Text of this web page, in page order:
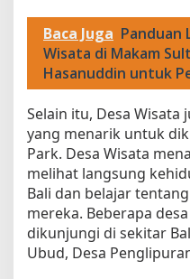
Baca Juga Panduan
Wisata di Makam
Hasanuddin untuk
Selain itu, Desa
yang menarik untuk
Park. Desa Wisata
melihat langsung
Bali dan belajar
mereka. Beberapa
dikunjungi di sekitar
Ubud, Desa